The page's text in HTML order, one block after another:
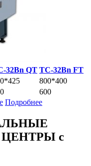
32Bn QT TC-32Bn FT
800*400
600
Подробнее
с